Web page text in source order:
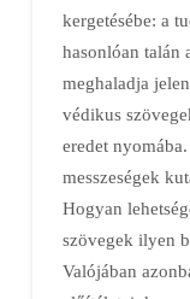
kergetésébe: a
hasonlóan talán
meghaladja
védikus
eredet
messzeségek
Hogyan
szövegek ilyen
Valójában